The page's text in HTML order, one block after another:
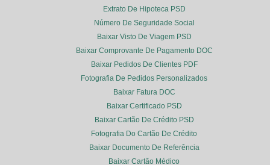
Extrato De Hipoteca PSD
Número De Seguridade Social
Baixar Visto De Viagem PSD
Baixar Comprovante De Pagamento DOC
Baixar Pedidos De Clientes PDF
Fotografia De Pedidos Personalizados
Baixar Fatura DOC
Baixar Certificado PSD
Baixar Cartão De Crédito PSD
Fotografia Do Cartão De Crédito
Baixar Documento De Referência
Baixar Cartão Médico